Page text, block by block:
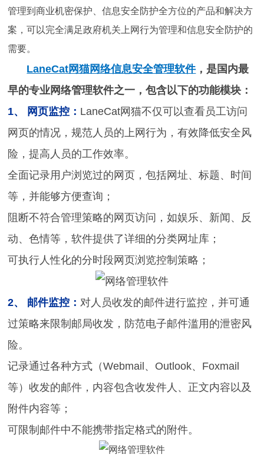
管理到商业机密保护、信息安全防护全方位的产品和解决方
案，可以完全满足政府机关上网行为管理和信息安全防护的
需要。
LaneCat网猫网络信息安全管理软件，是国内最
早的专业网络管理软件之一，包含以下的功能模块：
1、 网页监控： LaneCat网猫不仅可以查看员工访问
网页的情况，规范人员的上网行为，有效降低安全风
险，提高人员的工作效率。
全面记录用户浏览过的网页，包括网址、标题、时间
等，并能够方便查询；
阻断不符合管理策略的网页访问，如娱乐、新闻、反
动、色情等，软件提供了详细的分类网址库；
可执行人性化的分时段网页浏览控制策略；
2、 邮件监控： 对人员收发的邮件进行监控，并可通
过策略来限制邮局收发，防范电子邮件滥用的泄密风
险。
记录通过各种方式（Webmail、Outlook、Foxmail
等）收发的邮件，内容包含收发件人、正文内容以及
附件内容等；
可限制邮件中不能携带指定格式的附件。